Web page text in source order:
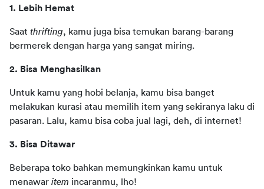
1. Lebih Hemat
Saat thrifting, kamu juga bisa temukan barang-barang
bermerek dengan harga yang sangat miring.
2. Bisa Menghasilkan
Untuk kamu yang hobi belanja, kamu bisa banget
melakukan kurasi atau memilih item yang sekiranya laku di
pasaran. Lalu, kamu bisa coba jual lagi, deh, di internet!
3. Bisa Ditawar
Beberapa toko bahkan memungkinkan kamu untuk
menawar item incaranmu, lho!